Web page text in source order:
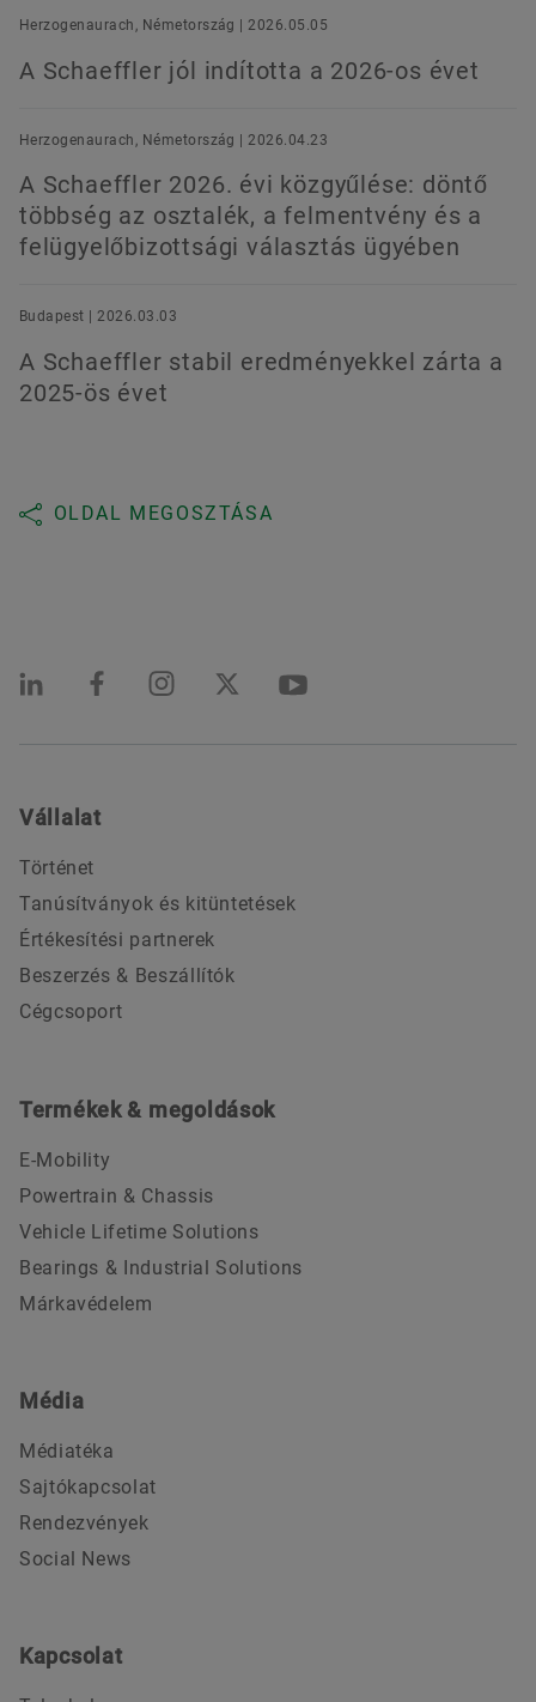
Herzogenaurach, Németország | 2026.05.05
A Schaeffler jól indította a 2026-os évet
Herzogenaurach, Németország | 2026.04.23
A Schaeffler 2026. évi közgyűlése: döntő
többség az osztalék, a felmentvény és a
felügyelőbizottsági választás ügyében
Budapest | 2026.03.03
A Schaeffler stabil eredményekkel zárta a
2025-ös évet
OLDAL MEGOSZTÁSA
Vállalat
Történet
Tanúsítványok és kitüntetések
Értékesítési partnerek
Beszerzés & Beszállítók
Cégcsoport
Termékek & megoldások
E-Mobility
Powertrain & Chassis
Vehicle Lifetime Solutions
Bearings & Industrial Solutions
Márkavédelem
Média
Médiatéka
Sajtókapcsolat
Rendezvények
Social News
Kapcsolat